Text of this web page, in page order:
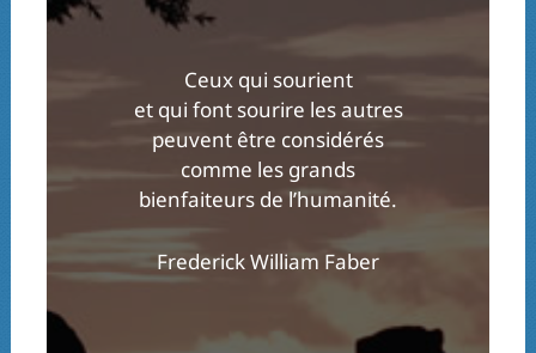
Ceux qui sourient
et qui font sourire les autres
peuvent être considérés
comme les grands
bienfaiteurs de l’humanité.
Frederick William Faber